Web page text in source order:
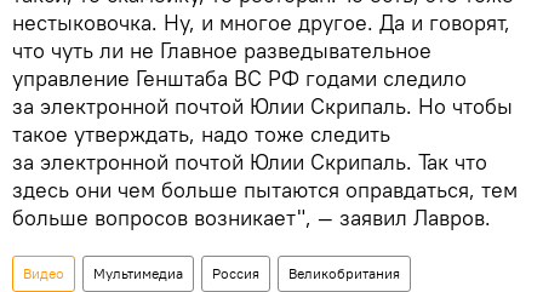
нестыковочка. Ну, и многое другое. Да и говорят,
что чуть ли не Главное разведывательное
управление Генштаба ВС РФ годами следило
за электронной почтой Юлии Скрипаль. Но чтобы
такое утверждать, надо тоже следить
за электронной почтой Юлии Скрипаль. Так что
здесь они чем больше пытаются оправдаться, тем
больше вопросов возникает", — заявил Лавров.
Видео Мультимедиа Россия Великобритания